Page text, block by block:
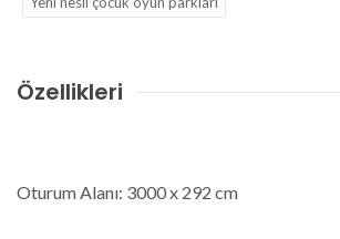
Özellikleri
Oturum Alanı: 3000 x 292 cm